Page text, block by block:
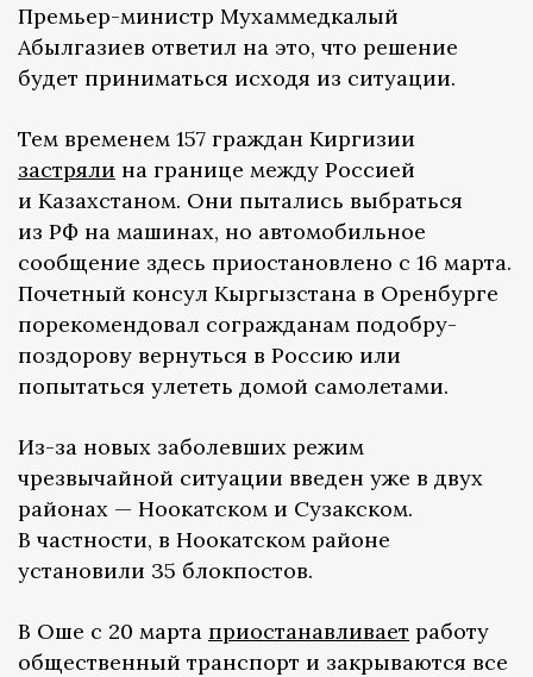
Премьер-министр Мухаммедкалый
Абылгазиев ответил на это, что решение
будет приниматься исходя из ситуации.
Тем временем 157 граждан Киргизии
застряли на границе между Россией
и Казахстаном. Они пытались выбраться
из РФ на машинах, но автомобильное
сообщение здесь приостановлено с 16 марта.
Почетный консул Кыргызстана в Оренбурге
порекомендовал согражданам подобру-
поздорову вернуться в Россию или
попытаться улететь домой самолетами.
Из-за новых заболевших режим
чрезвычайной ситуации введен уже в двух
районах — Ноокатском и Сузакском.
В частности, в Ноокатском районе
установили 35 блокпостов.
В Оше с 20 марта приостанавливает работу
общественный транспорт и закрываются все